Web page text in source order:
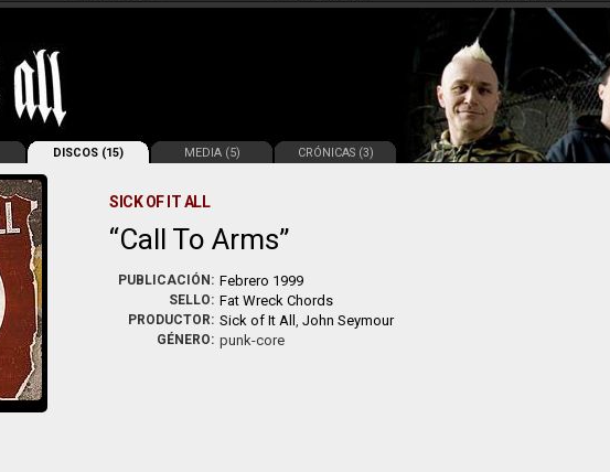
DISCOS (15) MEDIA (5) CRÓNICAS (3)
SICK OF IT ALL
Call To Arms
PUBLICACIÓN: Febrero 1999
SELLO: Fat Wreck Chords
PRODUCTOR: Sick of It All,John Seymour
GÉNERO: punk-core